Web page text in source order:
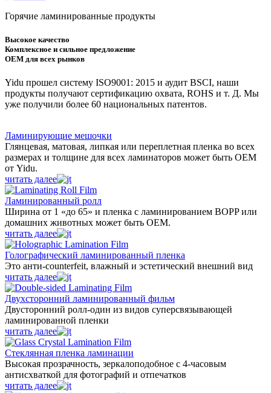
Горячие ламинированные продукты
Высокое качество
Комплексное и сильное предложение
OEM для всех рынков
Yidu прошел систему ISO9001: 2015 и аудит BSCI, наши
продукты получают сертификацию охвата, ROHS и т. Д. Мы
уже получили более 60 национальных патентов.
Ламинирующие мешочки
Глянцевая, матовая, липкая или переплетная пленка во всех
размерах и толщине для всех ламинаторов может быть OEM
от Yidu.
читать далее
Ламинированный ролл
Ширина от 1 «до 65» и пленка с ламинированием BOPP или
домашних животных может быть OEM.
читать далее
Голографический ламинированный пленка
Это анти-counterfeit, влажный и эстетический внешний вид
читать далее
Двухсторонний ламинированный фильм
Двусторонний ролл-один из видов суперсвязывающей
ламинированной пленки
читать далее
Стеклянная пленка ламинации
Высокая прозрачность, зеркалоподобное с 4-часовым
антисхваткой для фотографий и отпечатков
читать далее